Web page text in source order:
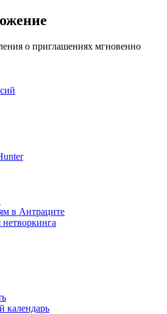
о приглашениях мгновенно
в Антраците
нетворкинга
календарь